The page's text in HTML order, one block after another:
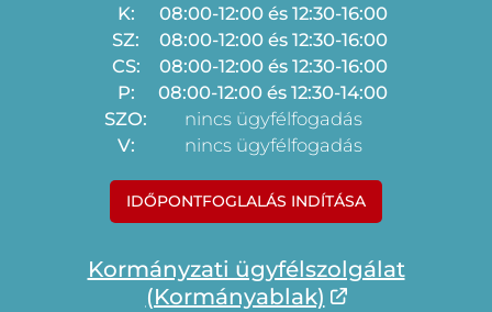
K:
08:00-12:00 és 12:30-16:00
SZ:
08:00-12:00 és 12:30-16:00
CS:
08:00-12:00 és 12:30-16:00
P:
08:00-12:00 és 12:30-14:00
SZO:
nincs ügyfélfogadás
V:
nincs ügyfélfogadás
IDŐPONTFOGLALÁS INDÍTÁSA
Kormányzati ügyfélszolgálat
(Kormányablak)